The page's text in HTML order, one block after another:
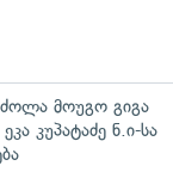
მოუგო გიგა
კუპატაძე ნ.ი-სა